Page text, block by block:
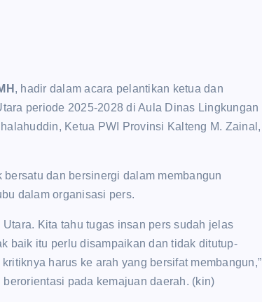
, hadir dalam acara pelantikan ketua dan
periode 2025-2028 di Aula Dinas Lingkungan
Ketua PWI Provinsi Kalteng M. Zainal,
dan bersinergi dalam membangun
dalam organisasi pers.
Kita tahu tugas insan pers sudah jelas
baik itu perlu disampaikan dan tidak ditutup-
harus ke arah yang bersifat membangun,”
pada kemajuan daerah. (kin)